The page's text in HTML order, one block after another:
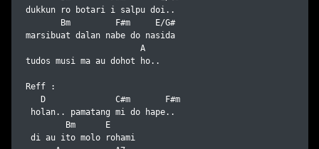
dukkun ro botari i salpu doi..
       Bm         F#m     E/G#
marsibuat dalan nabe do nasida
                       A
tudos musi ma au dohot ho..
Reff :
   D              C#m       F#m
holan.. pamatang mi do hape..
        Bm      E
di au ito molo rohami